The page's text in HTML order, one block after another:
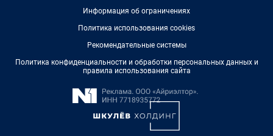
Информация об ограничениях
Политика использования cookies
Рекомендательные системы
Политика конфиденциальности и обработки персональных данных и
правила использования сайта